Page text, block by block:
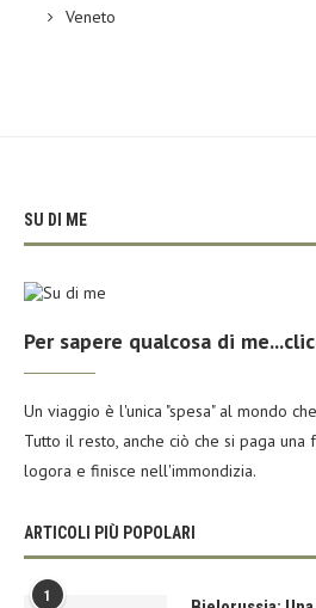
Veneto
SU DI ME
Per sapere qualcosa di
Un viaggio è l'unica "spesa" al mondo
Tutto il resto, anche ciò che si paga una
logora e finisce nell'immondizia.
ARTICOLI PIÙ POPOLARI
1